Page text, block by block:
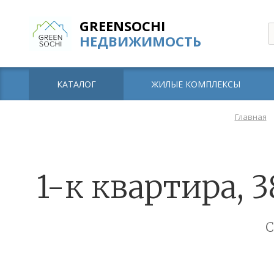
GREENSOCHI
НЕДВИЖИМОСТЬ
КАТАЛОГ ЖИЛЫЕ КОМПЛЕКСЫ
Главная
1-к квартира,